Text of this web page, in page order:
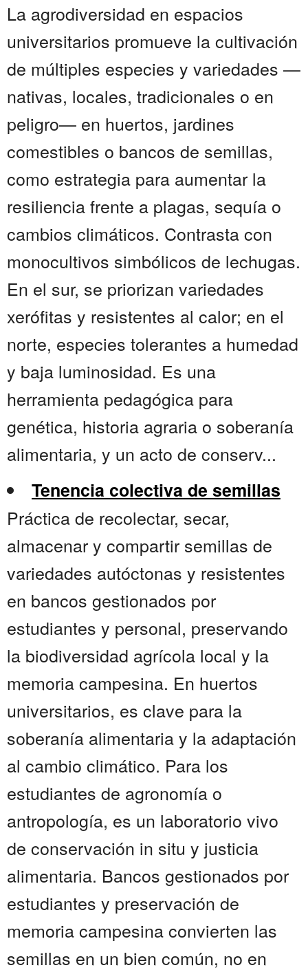
La agrodiversidad en espacios
universitarios promueve la cultivación
de múltiples especies y variedades —
nativas, locales, tradicionales o en
peligro— en huertos, jardines
comestibles o bancos de semillas,
como estrategia para aumentar la
resiliencia frente a plagas, sequía o
cambios climáticos. Contrasta con
monocultivos simbólicos de lechugas.
En el sur, se priorizan variedades
xerófitas y resistentes al calor; en el
norte, especies tolerantes a humedad
y baja luminosidad. Es una
herramienta pedagógica para
genética, historia agraria o soberanía
alimentaria, y un acto de conserv...
Tenencia colectiva de semillas
Práctica de recolectar, secar,
almacenar y compartir semillas de
variedades autóctonas y resistentes
en bancos gestionados por
estudiantes y personal, preservando
la biodiversidad agrícola local y la
memoria campesina. En huertos
universitarios, es clave para la
soberanía alimentaria y la adaptación
al cambio climático. Para los
estudiantes de agronomía o
antropología, es un laboratorio vivo
de conservación in situ y justicia
alimentaria. Bancos gestionados por
estudiantes y preservación de
memoria campesina convierten las
semillas en un bien común, no en